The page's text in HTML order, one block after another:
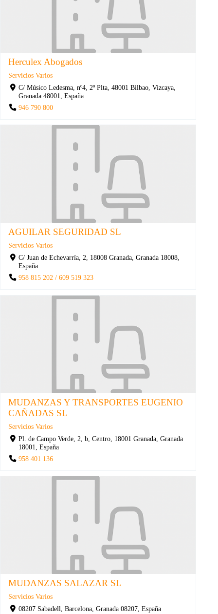
Herculex Abogados
Servicios Varios
C/ Músico Ledesma, nº4, 2º Plta, 48001 Bilbao, Vizcaya,
Granada 48001, España
946 790 800
AGUILAR SEGURIDAD SL
Servicios Varios
C/ Juan de Echevarría, 2, 18008 Granada, Granada 18008,
España
958 815 202 / 609 519 323
MUDANZAS Y TRANSPORTES EUGENIO
CAÑADAS SL
Servicios Varios
Pl. de Campo Verde, 2, b, Centro, 18001 Granada, Granada
18001, España
958 401 136
MUDANZAS SALAZAR SL
Servicios Varios
08207 Sabadell, Barcelona, Granada 08207, España